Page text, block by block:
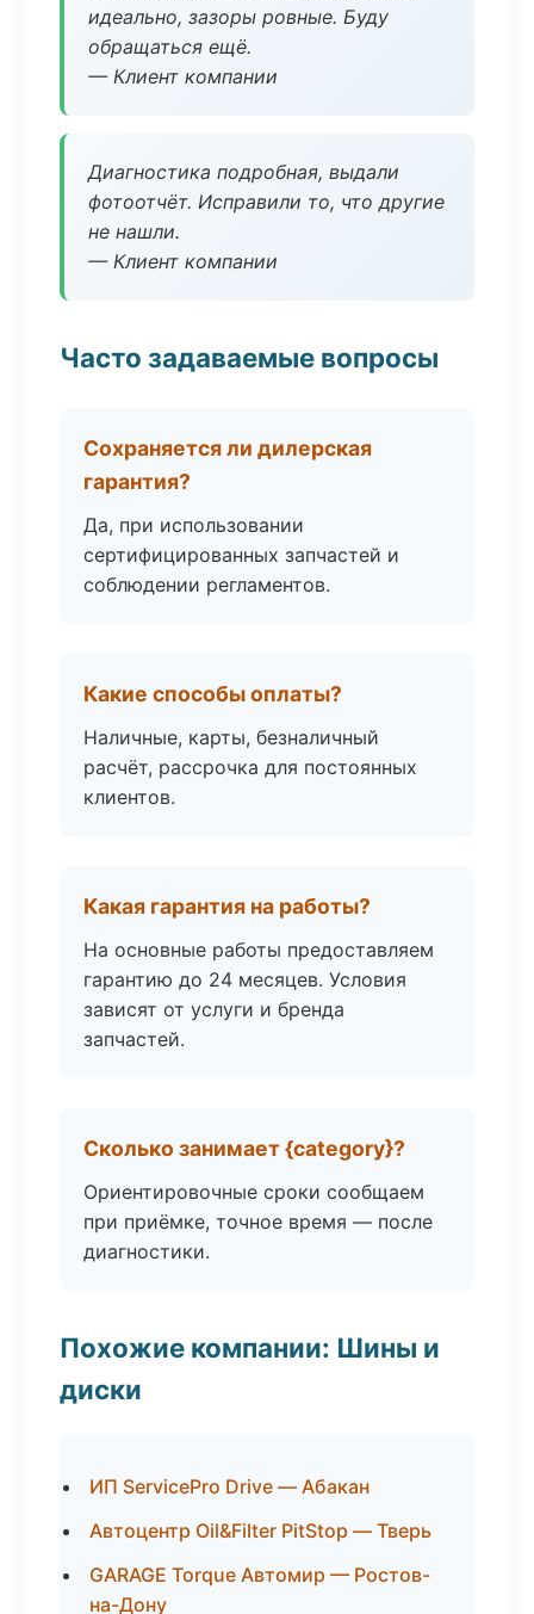
идеально, зазоры ровные. Буду
обращаться ещё.
— Клиент компании
Диагностика подробная, выдали
фотоотчёт. Исправили то, что другие
не нашли.
— Клиент компании
Часто задаваемые вопросы
Сохраняется ли дилерская
гарантия?
Да, при использовании
сертифицированных запчастей и
соблюдении регламентов.
Какие способы оплаты?
Наличные, карты, безналичный
расчёт, рассрочка для постоянных
клиентов.
Какая гарантия на работы?
На основные работы предоставляем
гарантию до 24 месяцев. Условия
зависят от услуги и бренда
запчастей.
Сколько занимает {category}?
Ориентировочные сроки сообщаем
при приёмке, точное время — после
диагностики.
Похожие компании: Шины и
диски
ИП ServicePro Drive — Абакан
Автоцентр Oil&Filter PitStop — Тверь
GARAGE Torque Автомир — Ростов-
на-Дону